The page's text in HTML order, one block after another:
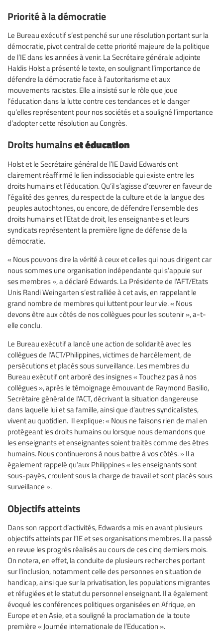
Priorité à la démocratie
Le Bureau exécutif s’est penché sur une résolution portant sur la
démocratie, pivot central de cette priorité majeure de la politique
de l’IE dans les années à venir. La Secrétaire générale adjointe
Haldis Holst a présenté le texte, en soulignant l’importance de
défendre la démocratie face à l’autoritarisme et aux
mouvements racistes. Elle a insisté sur le rôle que joue
l’éducation dans la lutte contre ces tendances et le danger
qu’elles représentent pour nos sociétés et a souligné l’importance
d’adopter cette résolution au Congrès.
Droits humainset éducation
Holst et le Secrétaire général de l’IE David Edwards ont
clairement réaffirmé le lien indissociable qui existe entre les
droits humains et l’éducation. Qu’il s’agisse d’œuvrer en faveur de
l’égalité des genres, du respect de la culture et de la langue des
peuples autochtones, ou encore, de défendre l’ensemble des
droits humains et l’Etat de droit, les enseignant·e·s et leurs
syndicats représentent la première ligne de défense de la
démocratie.
« Nous pouvons dire la vérité à ceux et celles qui nous dirigent car
nous sommes une organisation indépendante qui s’appuie sur
ses membres », a déclaré Edwards. La Présidente de l’AFT/Etats
Unis Randi Weingarten s’est ralliée à cet avis, en rappelant le
grand nombre de membres qui luttent pour leur vie. « Nous
devons être aux côtés de nos collègues pour les soutenir », a-t-
elle conclu.
Le Bureau exécutif a lancé une action de solidarité avec les
collègues de l’ACT/Philippines, victimes de harcèlement, de
persécutions et placés sous surveillance. Les membres du
Bureau exécutif ont arboré des insignes « Touchez pas à nos
collègues », après le témoignage émouvant de Raymond Basilio,
Secrétaire général de l’ACT, décrivant la situation dangereuse
dans laquelle lui et sa famille, ainsi que d’autres syndicalistes,
vivent au quotidien. Il explique: « Nous ne faisons rien de mal en
protégeant les droits humains ou lorsque nous demandons que
les enseignants et enseignantes soient traités comme des êtres
humains. Nous continuerons à nous battre à vos côtés. » Il a
également rappelé qu’aux Philippines « les enseignants sont
sous-payés, croulent sous la charge de travail et sont placés sous
surveillance ».
Objectifs atteints
Dans son rapport d’activités, Edwards a mis en avant plusieurs
objectifs atteints par l’IE et ses organisations membres. Il a passé
en revue les progrès réalisés au cours de ces cinq derniers mois.
On notera, en effet, la conduite de plusieurs recherches portant
sur l’inclusion, notamment celle des personnes en situation de
handicap, ainsi que sur la privatisation, les populations migrantes
et réfugiées et le statut du personnel enseignant. Il a également
évoqué les conférences politiques organisées en Afrique, en
Europe et en Asie, et a souligné la proclamation de la toute
première « Journée internationale de l’Education ».